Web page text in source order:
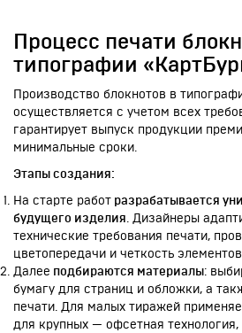
Процесс печати
типографии
Производство блокнотов в
осуществляется с учетом всех
гарантирует выпуск продукции
минимальные сроки.
Этапы создания:
На старте работ разрабатывается
будущего изделия. Дизайнеры
технические требования печати,
цветопередачи и четкость
Далее подбираются материалы:
бумагу для страниц и обложки, а
печати. Для малых тиражей
для крупных — офсетная технология,